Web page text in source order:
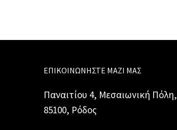
ΕΠΙΚΟΙΝΩΝΉΣΤΕ ΜΑΖΊ ΜΑΣ
Παναιτίου 4, Μεσαιωνική Πόλη,
85100, Ρόδος